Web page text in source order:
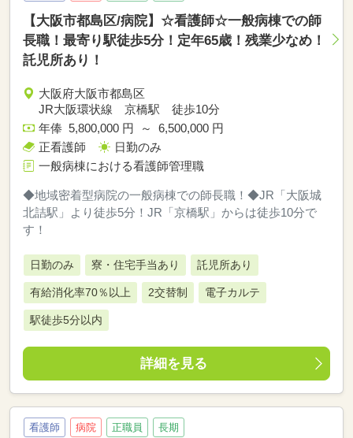
【大阪市都島区/病院】☆看護師☆一般病棟での師
長職！最寄り駅徒歩5分！定年65歳！残業少なめ！
託児所あり！
大阪府大阪市都島区
JR大阪環状線 京橋駅 徒歩10分
年俸 5,800,000 円 ～ 6,500,000 円
正看護師
日勤のみ
一般病棟における看護師管理職
◆地域密着型病院の一般病棟での師長職！◆JR「大阪城
北詰駅」より徒歩5分！JR「京橋駅」からは徒歩10分で
す！
日勤のみ 寮・住宅手当あり 託児所あり
有給消化率70％以上 2交替制 電子カルテ
駅徒歩5分以内
詳細を見る
看護師 病院 正職員 長期